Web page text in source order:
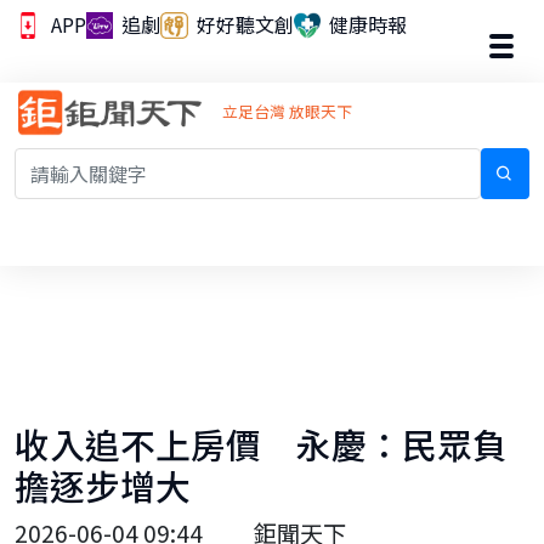
APP 追劇 好好聽文創 健康時報
立足台灣 放眼天下
收入追不上房價 永慶：民眾負
擔逐步增大
2026-06-04 09:44 鉅聞天下